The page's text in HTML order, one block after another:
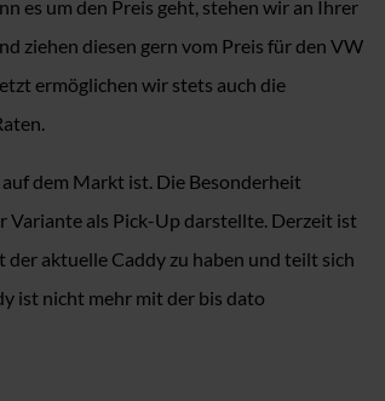
es um den Preis geht, stehen wir an Ihrer
ziehen diesen gern vom Preis für den VW
ermöglichen wir stets auch die
dem Markt ist. Die Besonderheit
Variante als Pick-Up darstellte. Derzeit ist
aktuelle Caddy zu haben und teilt sich
ist nicht mehr mit der bis dato